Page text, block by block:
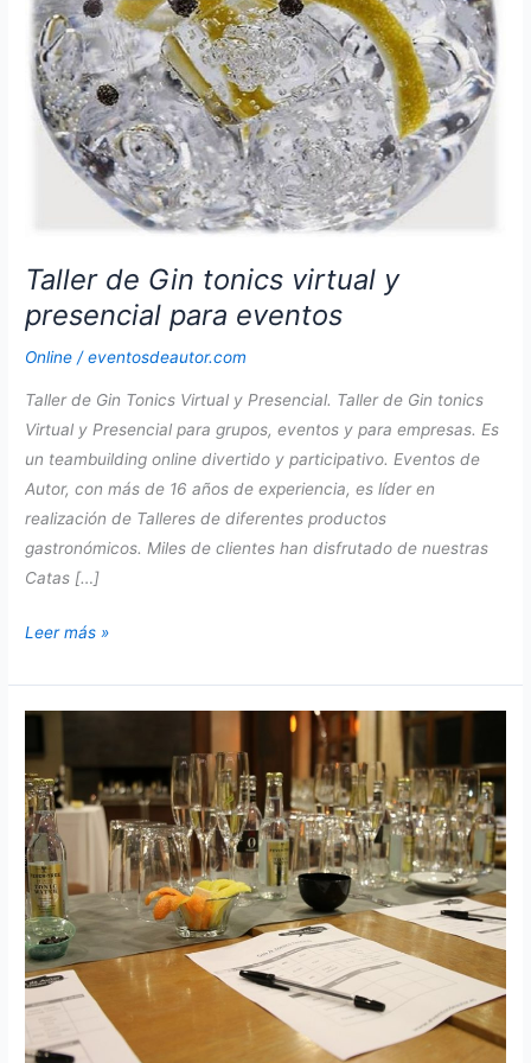
Taller de Gin tonics virtual y
presencial para eventos
Online /eventosdeautor.com
Taller de Gin Tonics Virtual y Presencial. Taller de Gin tonics
Virtual y Presencial para grupos, eventos y para empresas. Es
un teambuilding online divertido y participativo. Eventos de
Autor, con más de 16 años de experiencia, es líder en
realización de Talleres de diferentes productos
gastronómicos. Miles de clientes han disfrutado de nuestras
Catas […]
Taller
Gin
tonics
y
presencial
para
eventos
Leer más »